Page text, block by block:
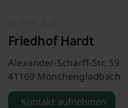
Friedhof Hardt
Alexander-Scharff-Str. 59
41169 Mönchengladbach
Kontakt aufnehmen